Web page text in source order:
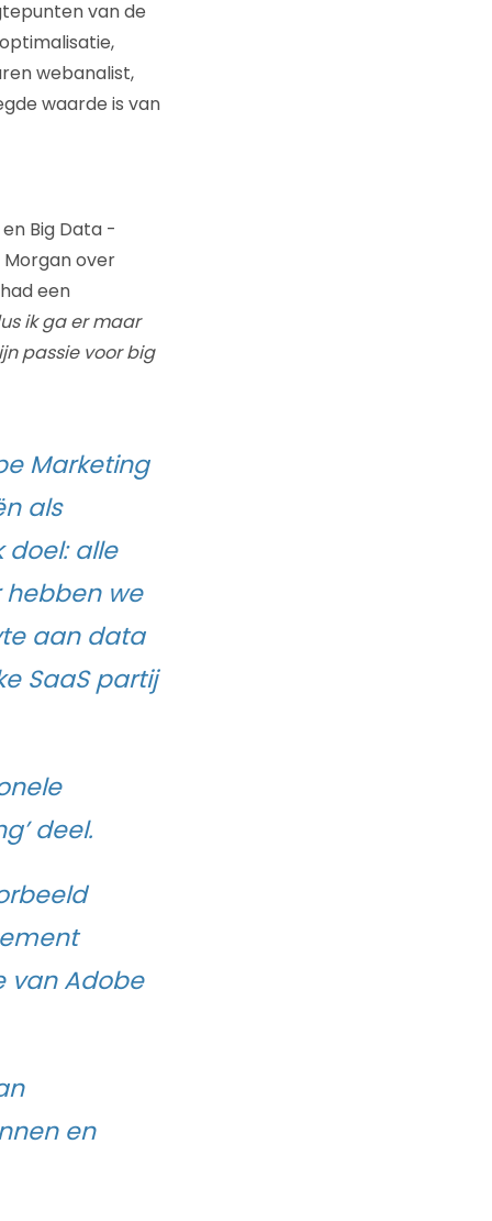
van de
webanalist,
waarde is van
Big Data -
over
een
ik ga er maar
passie voor big
Marketing
als
alle
hebben we
aan data
SaaS partij
deel.
van Adobe
en